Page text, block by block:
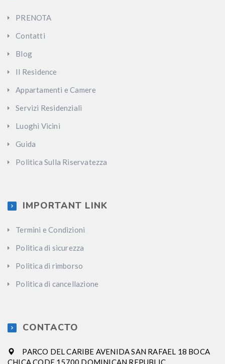
PRENOTA
Contatti
Blog
Il Residence
Appartamenti e Camere
Servizi Residenziali
Luoghi Vicini
Guida
Politica Sulla Riservatezza
IMPORTANT LINK
Termini e Condizioni
Politica di sicurezza
Politica di rimborso
Politica di cancellazione
CONTACTO
PARCO DEL CARIBE AVENIDA SAN RAFAEL 18 BOCA
CHICA CODE 15700 DOMINICAN REPUBLIC